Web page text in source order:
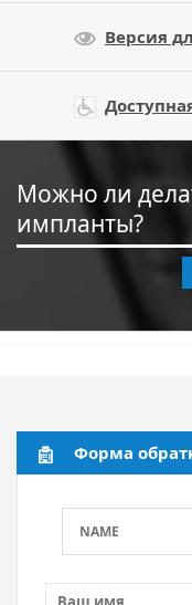
Версия
Можно ли
импланты?
Форма